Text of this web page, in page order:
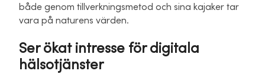
både genom tillverkningsmetod och sina kajaker tar
vara på naturens värden.
Ser ökat intresse för digitala
hälsotjänster